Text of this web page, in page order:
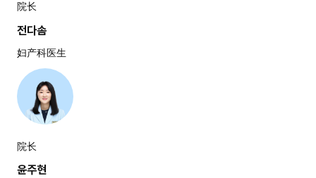
院长
전다솜
妇产科医生
院长
윤주현